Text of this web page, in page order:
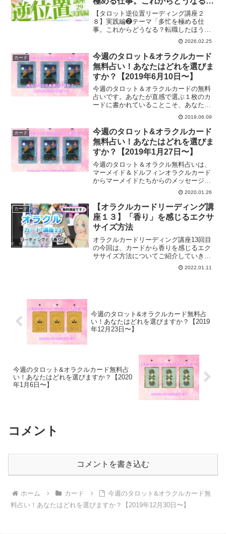
転職したほうが良い」
【タロット逆位置リーディング講座２
８】実践編❷テーマ「多忙を極める仕
事。これからどうなる？転職したほうが
良い」について、リーディングしていき
2026.02.25
カード
今週のタロット&オラクルカード
無料占い！あなたはどれを選びま
すか？【2019年6月10日〜】
今週のタロット＆オラクルカードの無料
占いです。あなたが直感で選ぶ１枚のカ
ードに書かれていることこそ、あなたへ
の今週のメッセージです。あなたは知ら
ず知らずのうちにそのカードを選ぶとい
うことは、導かれているのです。あなた
への今週のメッセージは？
2019.06.09
カード
今週のタロット&オラクルカード
無料占い！あなたはどれを選びま
すか？【2019年1月27日〜】
今週のタロット＆オラクル無料占いは、
マーメイド＆ドルフィンオラクルカード
からマーメイドたちからのメッセージを
いただいてみました。あなたの中の潜在
意識に深く入り込んでくれるカードで
す。今週のあなたへのメッセージは？
2020.01.26
カード
【オラクルカードリーディング講
座１３】「香り」を感じるエクサ
サイズ方法
オラクルカードリーディング講座13回目
の今回は、カードから香りを感じるエク
ササイズ方法についてご紹介していきま
2022.01.11
今週のタロット&オラクルカード無料占
い！あなたはどれを選びますか？【2019
年12月23日〜】
今週のタロット&オラクルカード無料占
い！あなたはどれを選びますか？【2020
年1月6日〜】
コメント
コメントを書き込む
ホーム カード
今週のタロット&オラクルカード無
料占い！あなたはどれを選びますか？【2019年12月30日〜】